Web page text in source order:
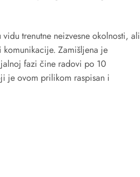
trenutne neizvesne okolnosti, ali
Zamišljena je
fazi čine radovi po 10
je ovom prilikom raspisan i